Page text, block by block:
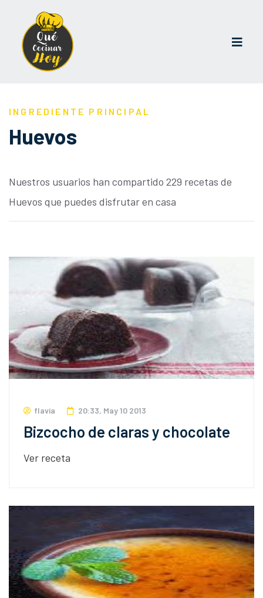
INGREDIENTE PRINCIPAL
Huevos
Nuestros usuarios han compartido 229 recetas de
Huevos que puedes disfrutar en casa
flavia 20:33, May 10 2013
Bizcocho de claras y chocolate
Ver receta